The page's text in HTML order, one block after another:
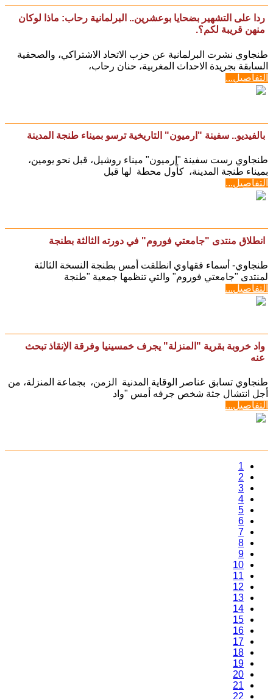
ردا على التشهير بضحايا بوعشرين.. البرلمانية رحاب: ماذا لوكان
منهن قريبة لكم؟.
طنجاوي نشرت البرلمانية عن حزب الاتحاد الاشتراكي، والصحفية
السابقة بجريدة الاحداث المغربية، حنان رحاب،
التفاصيل...
بالفيديو.. سفينة "ارميون" التاريخية ترسو بميناء طنجة المدينة
طنجاوي رست سفينة "إرميون" ميناء روشيل، قبل نحو يومين،
بميناء طنجة المدينة، كأول محطة لها قبل
التفاصيل...
انطلاق منتدى "جامعتي فوروم" في دورته الثالثة بطنجة
طنجاوي- أسماء فقهاوي انطلقت أمس بطنجة النسخة الثالثة
لمنتدى "جامعتي فوروم" والتي تنظمها جمعية "طنجة
التفاصيل...
واد خروبة بقرية "المنزلة" يجرف خمسينيا وفرقة الإنقاذ تبحث
عنه
طنجاوي تسابق عناصر الوقاية المدنية الزمن، بجماعة المنزلة، من
أجل انتشال جثة شخص جرفه أمس "واد
التفاصيل...
1
2
3
4
5
6
7
8
9
10
11
12
13
14
15
16
17
18
19
20
21
22